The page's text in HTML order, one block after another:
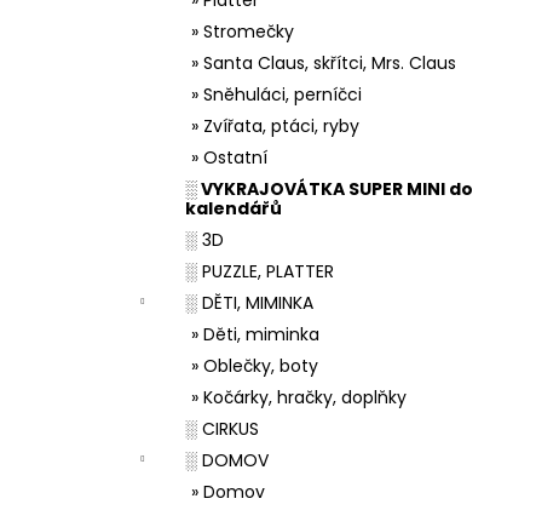
» Stromečky
» Santa Claus, skřítci, Mrs. Claus
» Sněhuláci, perníčci
» Zvířata, ptáci, ryby
» Ostatní
░ VYKRAJOVÁTKA SUPER MINI do
kalendářů
░ 3D
░ PUZZLE, PLATTER
░ DĚTI, MIMINKA
» Děti, miminka
» Oblečky, boty
» Kočárky, hračky, doplňky
░ CIRKUS
░ DOMOV
» Domov